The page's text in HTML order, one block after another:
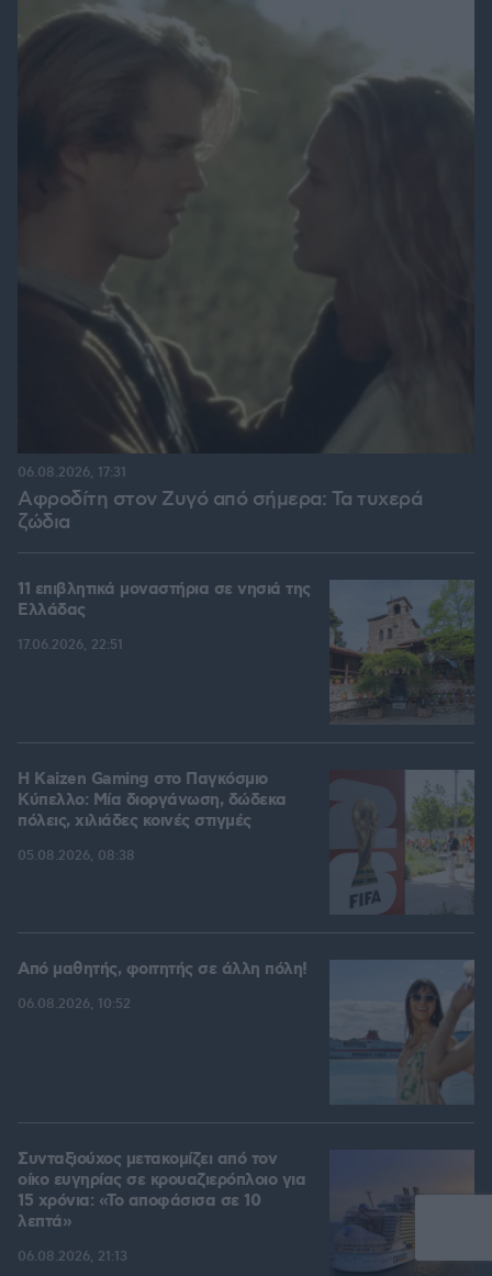
Αφροδίτη στον Ζυγό από σήμερα: Τα τυχερά
ζώδια
06.08.2026, 17:31
11 επιβλητικά μοναστήρια σε νησιά της
Ελλάδας
17.06.2026, 22:51
H Kaizen Gaming στο Παγκόσμιο
Kύπελλο: Μία διοργάνωση, δώδεκα
πόλεις, χιλιάδες κοινές στιγμές
05.08.2026, 08:38
Από μαθητής, φοιτητής σε άλλη πόλη!
06.08.2026, 10:52
Συνταξιούχος μετακομίζει από τον
οίκο ευγηρίας σε κρουαζιερόπλοιο για
15 χρόνια: «Το αποφάσισα σε 10
λεπτά»
06.08.2026, 21:13